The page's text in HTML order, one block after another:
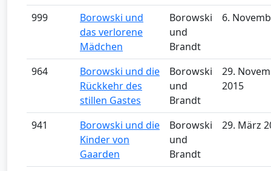
999
Borowski und
das verlorene
Mädchen
Borowski
und
Brandt
6.
964
Borowski und die
Rückkehr des
stillen Gastes
Borowski
und
Brandt
29.
2015
941
Borowski und die
Kinder von
Gaarden
Borowski
und
Brandt
29. März